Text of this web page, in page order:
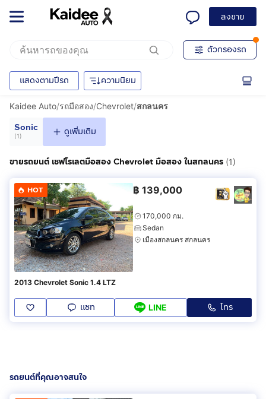
ลงขาย
ตัวกรองรถ
แสดงตามปีรถ ความนิยม
Kaidee Auto/รถมือสอง/Chevrolet/สกลนคร
Sonic
(1) ดูเพิ่มเติม
ขายรถยนต์ เชฟโรเลตมือสอง Chevrolet มือสอง ในสกลนคร (1)
HOT ฿ 139,000
170,000 กม.
Sedan
เมืองสกลนคร สกลนคร
2013 Chevrolet Sonic 1.4 LTZ
แชท LINE โทร
รถยนต์ที่คุณอาจสนใจ